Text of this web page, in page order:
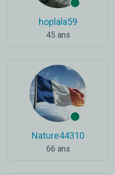
hoplala59
45 ans
Nature44310
66 ans